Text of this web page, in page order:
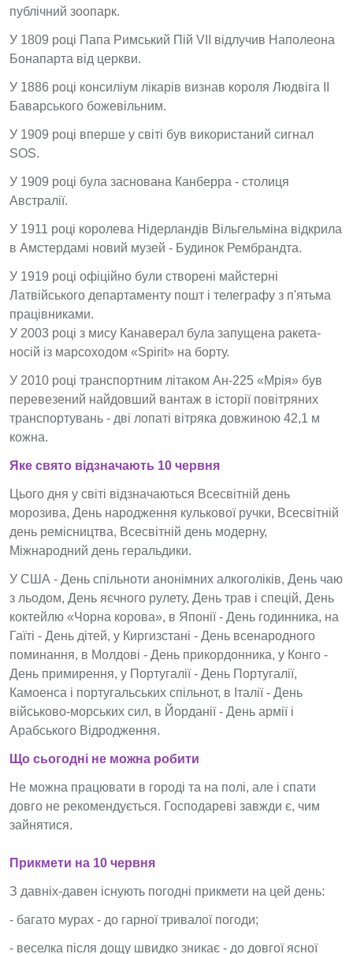
публічний зоопарк.
У 1809 році Папа Римський Пій VII відлучив Наполеона
Бонапарта від церкви.
У 1886 році консиліум лікарів визнав короля Людвіга II
Баварського божевільним.
У 1909 році вперше у світі був використаний сигнал
SOS.
У 1909 році була заснована Канберра - столиця
Австралії.
У 1911 році королева Нідерландів Вільгельміна відкрила
в Амстердамі новий музей - Будинок Рембрандта.
У 1919 році офіційно були створені майстерні
Латвійського департаменту пошт і телеграфу з п'ятьма
працівниками.
У 2003 році з мису Канаверал була запущена ракета-
носій із марсоходом «Spirit» на борту.
У 2010 році транспортним літаком Ан-225 «Мрія» був
перевезений найдовший вантаж в історії повітряних
транспортувань - дві лопаті вітряка довжиною 42,1 м
кожна.
Яке свято відзначають 10 червня
Цього дня у світі відзначаються Всесвітній день
морозива, День народження кулькової ручки, Всесвітній
день ремісництва, Всесвітній день модерну,
Міжнародний день геральдики.
У США - День спільноти анонімних алкоголіків, День чаю
з льодом, День яєчного рулету, День трав і спецій, День
коктейлю «Чорна корова», в Японії - День годинника, на
Гаїті - День дітей, у Киргизстані - День всенародного
поминання, в Молдові - День прикордонника, у Конго -
День примирення, у Португалії - День Португалії,
Камоенса і португальських спільнот, в Італії - День
військово-морських сил, в Йорданії - День армії і
Арабського Відродження.
Що сьогодні не можна робити
Не можна працювати в городі та на полі, але і спати
довго не рекомендується. Господареві завжди є, чим
зайнятися.
Прикмети на 10 червня
З давніх-давен існують погодні прикмети на цей день:
- багато мурах - до гарної тривалої погоди;
- веселка після дощу швидко зникає - до довгої ясної